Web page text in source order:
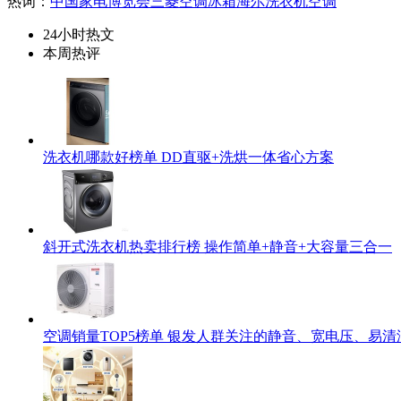
24小时热文
本周热评
洗衣机哪款好榜单 DD直驱+洗烘一体省心方案
斜开式洗衣机热卖排行榜 操作简单+静音+大容量三合一
空调销量TOP5榜单 银发人群关注的静音、宽电压、易清